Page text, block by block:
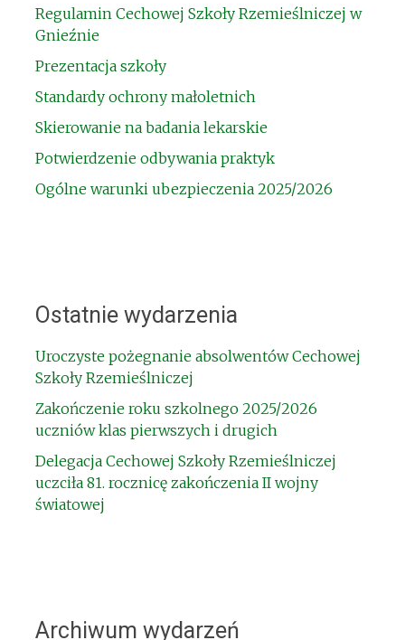
Regulamin Cechowej Szkoły Rzemieślniczej w
Gnieźnie
Prezentacja szkoły
Standardy ochrony małoletnich
Skierowanie na badania lekarskie
Potwierdzenie odbywania praktyk
Ogólne warunki ubezpieczenia 2025/2026
Ostatnie wydarzenia
Uroczyste pożegnanie absolwentów Cechowej
Szkoły Rzemieślniczej
Zakończenie roku szkolnego 2025/2026
uczniów klas pierwszych i drugich
Delegacja Cechowej Szkoły Rzemieślniczej
uczciła 81. rocznicę zakończenia II wojny
światowej
Archiwum wydarzeń